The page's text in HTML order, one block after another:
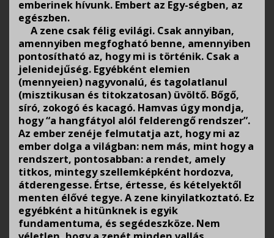
emberinek hívunk. Embert az Egy-ségben, az
egészben.
A zene csak félig evilági. Csak annyiban,
amennyiben megfogható benne, amennyiben
pontosítható az, hogy mi is történik. Csak a
jelenidejűség. Egyébként elemien
(mennyeien) nagyvonalú, és tagolatlanul
(misztikusan és titokzatosan) üvöltő. Bőgő,
síró, zokogó és kacagó. Hamvas úgy mondja,
hogy “a hangfátyol alól felderengő rendszer”.
Az ember zenéje felmutatja azt, hogy mi az
ember dolga a világban: nem más, mint hogy a
rendszert, pontosabban: a rendet, amely
titkos, mintegy szellemképként hordozva,
átderengesse. Értse, értesse, és kételyektől
menten élővé tegye. A zene kinyilatkoztató. Ez
egyébként a hitünknek is egyik
fundamentuma, és segédeszköze. Nem